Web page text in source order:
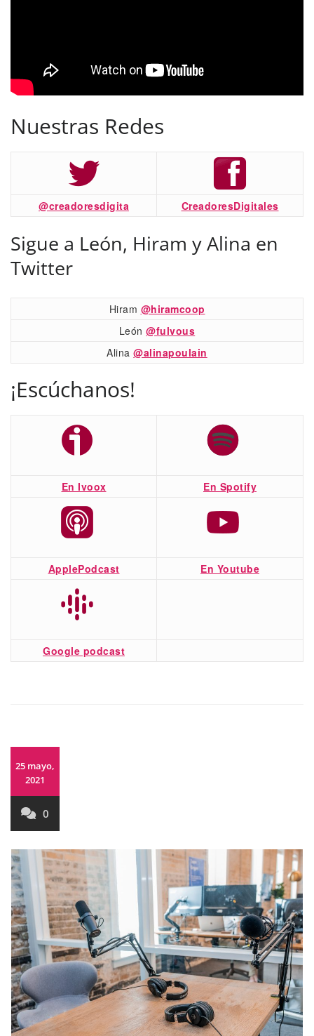
Nuestras Redes
@creadoresdigita CreadoresDigitales
Sigue a León, Hiram y Alina en
Twitter
Hiram @hiramcoop
León@fulvous
Alina@alinapoulain
¡Escúchanos!
En Ivoox En Spotify
ApplePodcast En Youtube
Google podcast
25 mayo,
2021
0